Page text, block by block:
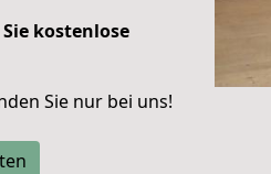
kostenlose
Sie nur bei uns!